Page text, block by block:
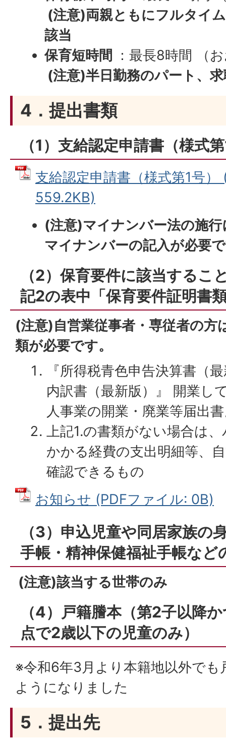
(注意)両親ともにフルタイ
該当
保育短時間
：最長8時間 （
(注意)半日勤務のパート、
4．提出書類
（1）支給認定申請書（様式
支給認定申請書（様式第1号）
559.2KB)
(注意)マイナンバー法の施
マイナンバーの記入が必要
（2）保育要件に該当するこ
記2の表中「保育要件証明書
(注意)自営業従事者・専従者の方
類が必要です。
『所得税青色申告決算書（
内訳書（最新版）』 開業し
人事業の開業・廃業等届出
上記1.の書類がない場合は
かかる経費の支出明細等、
確認できるもの
お知らせ (PDFファイル: 0B)
（3）申込児童や同居家族の
手帳・精神保健福祉手帳など
(注意)該当する世帯のみ
（4）戸籍謄本（第2子以降
点で2歳以下の児童のみ）
※令和6年3月より本籍地以外でも
ようになりました
5．提出先